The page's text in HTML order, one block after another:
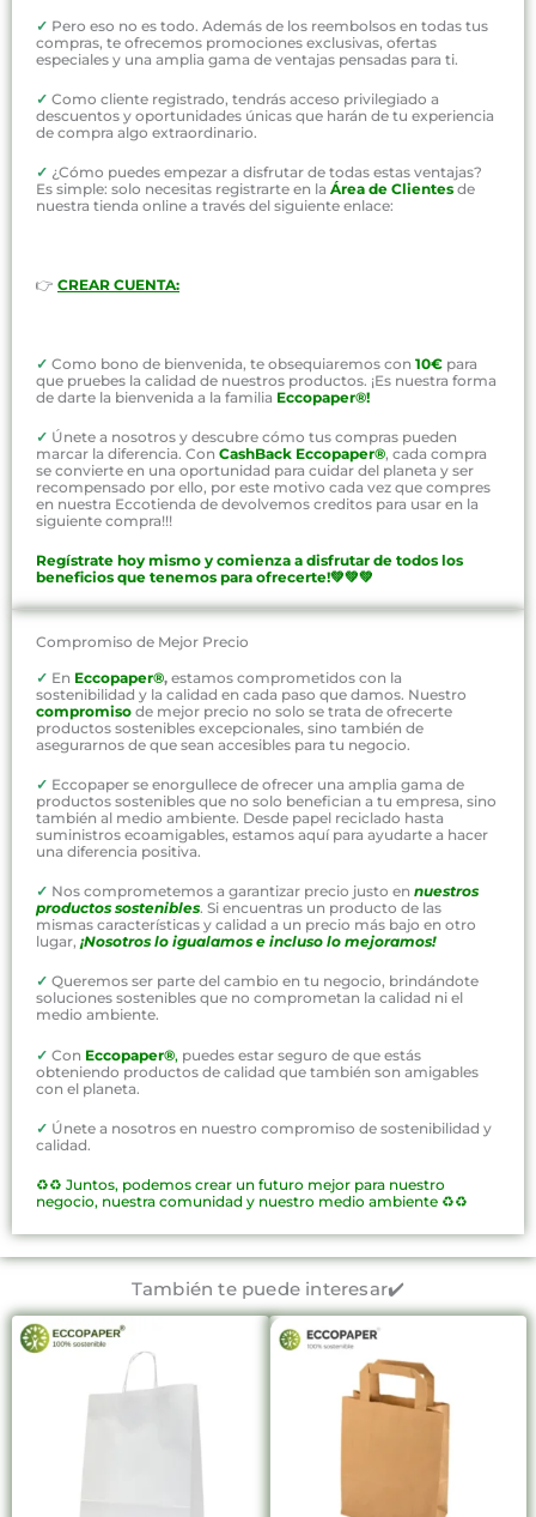
✓ Pero eso no es todo. Además de los reembolsos en todas tus
compras, te ofrecemos promociones exclusivas, ofertas
especiales y una amplia gama de ventajas pensadas para ti.
✓ Como cliente registrado, tendrás acceso privilegiado a
descuentos y oportunidades únicas que harán de tu experiencia
de compra algo extraordinario.
✓ ¿Cómo puedes empezar a disfrutar de todas estas ventajas?
Es simple: solo necesitas registrarte en la Área de Clientes de
nuestra tienda online a través del siguiente enlace:
👉 CREAR CUENTA:
✓ Como bono de bienvenida, te obsequiaremos con 10€ para
que pruebes la calidad de nuestros productos. ¡Es nuestra forma
de darte la bienvenida a la familia Eccopaper®!
✓ Únete a nosotros y descubre cómo tus compras pueden
marcar la diferencia. Con CashBack Eccopaper®, cada compra
se convierte en una oportunidad para cuidar del planeta y ser
recompensado por ello, por este motivo cada vez que compres
en nuestra Eccotienda de devolvemos creditos para usar en la
siguiente compra!!!
Regístrate hoy mismo y comienza a disfrutar de todos los
beneficios que tenemos para ofrecerte!💚💚💚
Compromiso de Mejor Precio
✓ En Eccopaper®, estamos comprometidos con la
sostenibilidad y la calidad en cada paso que damos. Nuestro
compromiso de mejor precio no solo se trata de ofrecerte
productos sostenibles excepcionales, sino también de
asegurarnos de que sean accesibles para tu negocio.
✓ Eccopaper se enorgullece de ofrecer una amplia gama de
productos sostenibles que no solo benefician a tu empresa, sino
también al medio ambiente. Desde papel reciclado hasta
suministros ecoamigables, estamos aquí para ayudarte a hacer
una diferencia positiva.
✓ Nos comprometemos a garantizar precio justo en nuestros
productos sostenibles. Si encuentras un producto de las
mismas características y calidad a un precio más bajo en otro
lugar, ¡Nosotros lo igualamos e incluso lo mejoramos!
✓ Queremos ser parte del cambio en tu negocio, brindándote
soluciones sostenibles que no comprometan la calidad ni el
medio ambiente.
✓ Con Eccopaper®, puedes estar seguro de que estás
obteniendo productos de calidad que también son amigables
con el planeta.
✓ Únete a nosotros en nuestro compromiso de sostenibilidad y
calidad.
♻️♻️ Juntos, podemos crear un futuro mejor para nuestro
negocio, nuestra comunidad y nuestro medio ambiente ♻️♻️
También te puede interesar✔️